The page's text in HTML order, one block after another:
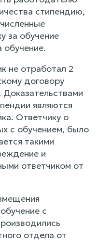
стипендию,
за обучение
обучение.
не отработал 2
договору
являются
Ответчику о
с обучением, было
такими
и
ответчиком от
с
отдела от